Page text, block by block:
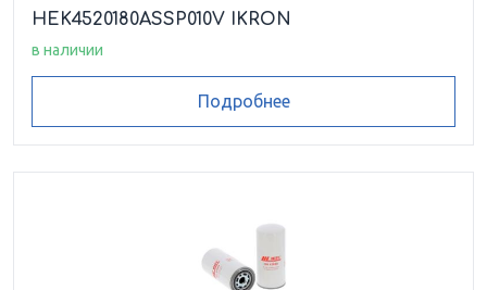
HF 410-10.060-AS-MI250-ND-A01
HF 410-10.060-AS-MS090-GD-A01
HEK4520180ASSP010V IKRON
в наличии
Подробнее